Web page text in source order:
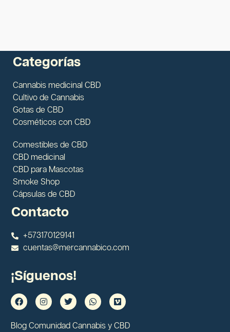
Categorías
Cannabis medicinal CBD
Cultivo de Cannabis
Gotas de CBD
Cosméticos con CBD
Comestibles de CBD
CBD medicinal
CBD para Mascotas
Smoke Shop
Cápsulas de CBD
Contacto
+573170129141
cuentas@mercannabico.com
¡Síguenos!
Blog Comunidad Cannabis y CBD